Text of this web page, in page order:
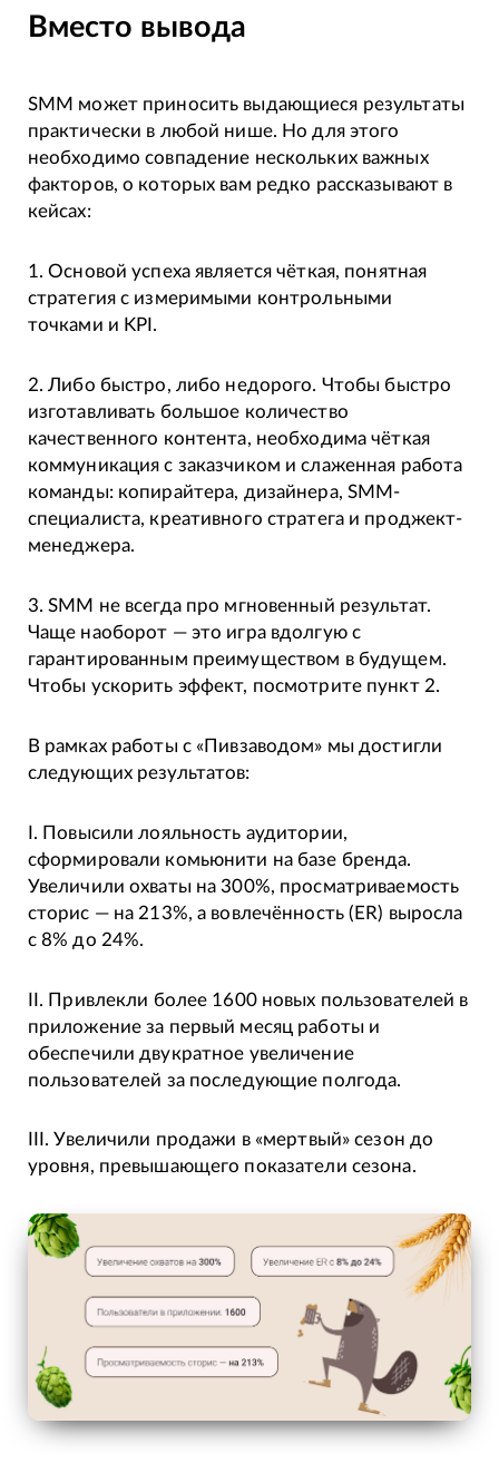
Вместо вывода
SMM может приносить выдающиеся результаты
практически в любой нише. Но для этого
необходимо совпадение нескольких важных
факторов, о которых вам редко рассказывают в
кейсах:
1. Основой успеха является чёткая, понятная
стратегия с измеримыми контрольными
точками и KPI.
2. Либо быстро, либо недорого. Чтобы быстро
изготавливать большое количество
качественного контента, необходима чёткая
коммуникация с заказчиком и слаженная работа
команды: копирайтера, дизайнера, SMM-
специалиста, креативного стратега и проджект-
менеджера.
3. SMM не всегда про мгновенный результат.
Чаще наоборот — это игра вдолгую с
гарантированным преимуществом в будущем.
Чтобы ускорить эффект, посмотрите пункт 2.
В рамках работы с «Пивзаводом» мы достигли
следующих результатов:
I. Повысили лояльность аудитории,
сформировали комьюнити на базе бренда.
Увеличили охваты на 300%, просматриваемость
сторис — на 213%, а вовлечённость (ER) выросла
с 8% до 24%.
II. Привлекли более 1600 новых пользователей в
приложение за первый месяц работы и
обеспечили двукратное увеличение
пользователей за последующие полгода.
III. Увеличили продажи в «мертвый» сезон до
уровня, превышающего показатели сезона.